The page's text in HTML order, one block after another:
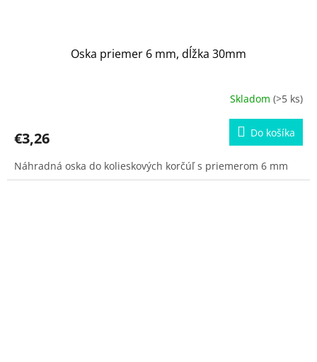
Oska priemer 6 mm, dĺžka 30mm
Skladom (>5 ks)
€3,26 Do košíka
Náhradná oska do kolieskových korčúľ s priemerom 6 mm